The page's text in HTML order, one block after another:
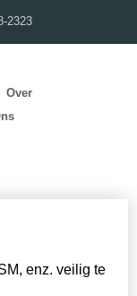
2323
Over
enz. veilig te